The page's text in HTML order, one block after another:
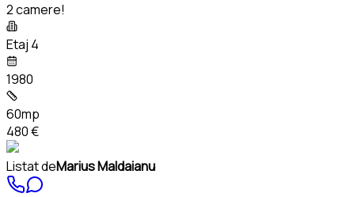
2 camere!
Etaj 4
1980
60mp
480 €
Listat deMarius Maldaianu